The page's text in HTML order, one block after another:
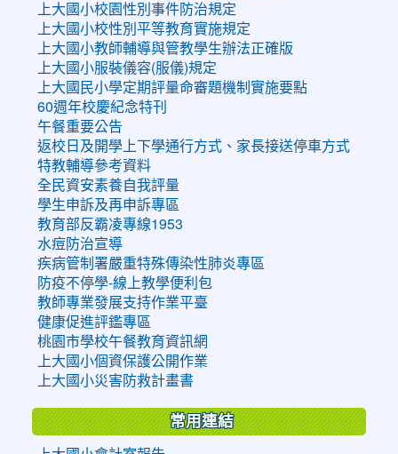
上大國小校園性別事件防治規定
上大國小校性別平等教育實施規定
上大國小教師輔導與管教學生辦法正確版
上大國小服裝儀容(服儀)規定
上大國民小學定期評量命審題機制實施要點
60週年校慶紀念特刊
午餐重要公告
返校日及開學上下學通行方式、家長接送停車方式
特教輔導參考資料
全民資安素養自我評量
學生申訴及再申訴專區
教育部反霸凌專線1953
水痘防治宣導
疾病管制署嚴重特殊傳染性肺炎專區
防疫不停學-線上教學便利包
教師專業發展支持作業平臺
健康促進評鑑專區
桃園市學校午餐教育資訊網
上大國小個資保護公開作業
上大國小災害防救計畫書
常用連結